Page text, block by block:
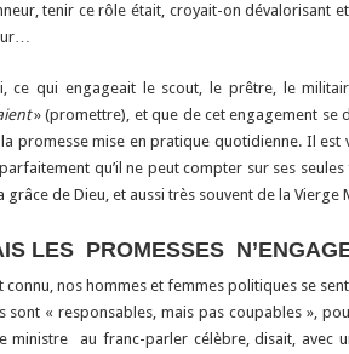
tenir ce rôle était, croyait-on
ce qui engageait le scout, le prêtre, le
» (promettre), et que de cet engagement se
promesse mise en pratique quotidienne. Il est
qu’il ne peut compter sur ses
grâce de Dieu, et aussi très souvent de la Vierge
LES PROMESSES
connu, nos hommes et femmes politiques se
sont « responsables, mais pas coupables »,
ministre au franc-parler célèbre, disait, avec